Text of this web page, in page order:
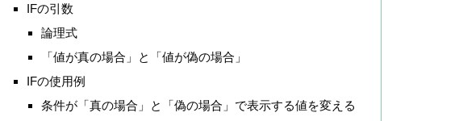
IFの引数
論理式
「値が真の場合」と「値が偽の場合」
IFの使用例
条件が「真の場合」と「偽の場合」で表示する値を変える